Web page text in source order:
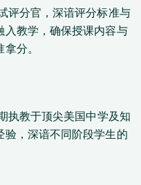
评分官，深谙评分标准与
入教学，确保授课内容与
分。
执教于顶尖美国中学及知
，深谙不同阶段学生的